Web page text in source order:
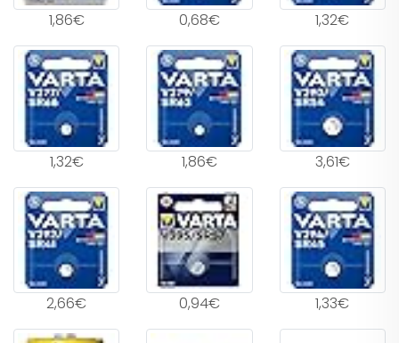
1,86€ 0,68€ 1,32€
1,32€ 1,86€ 3,61€
2,66€ 0,94€ 1,33€